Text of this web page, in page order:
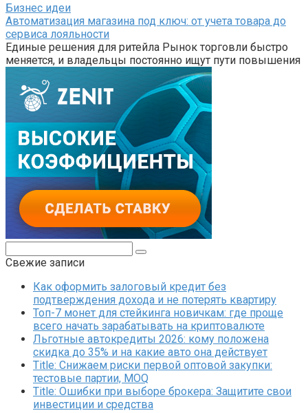
Бизнес идеи
Автоматизация магазина под ключ: от учета товара до
сервиса лояльности
Единые решения для ритейла Рынок торговли быстро
меняется, и владельцы постоянно ищут пути повышения
Свежие записи
Как оформить залоговый кредит без
подтверждения дохода и не потерять квартиру
Топ-7 монет для стейкинга новичкам: где проще
всего начать зарабатывать на криптовалюте
Льготные автокредиты 2026: кому положена
скидка до 35% и на какие авто она действует
Title: Снижаем риски первой оптовой закупки:
тестовые партии, MOQ
Title: Ошибки при выборе брокера: Защитите свои
инвестиции и средства